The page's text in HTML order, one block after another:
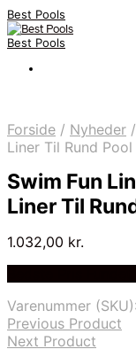
Best Pools
Best Pools
Forside / Nyheder /
Liner Til Rund
Swim Fun
Liner Til
1.032,00 kr.
Varenummer (SKU):
Previous Product
Next Product